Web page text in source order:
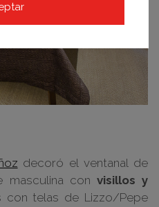
decoró el ventanal de
masculina con visillos y
con telas de Lizzo/Pepe